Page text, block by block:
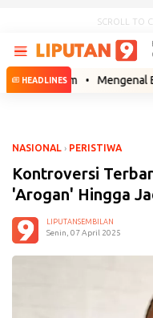
SCROLL TO
HEADLINES
• Mengenal Benjamin
NASIONAL › PERISTIWA
Kontroversi
'Arogan' Hingga
LIPUTANSEMBILAN
Senin, 07 April 2025